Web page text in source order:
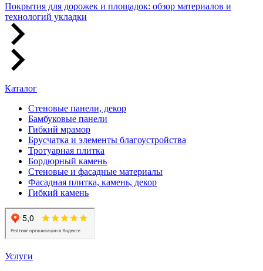
Покрытия для дорожек и площадок: обзор материалов и
технологий укладки
Каталог
Стеновые панели, декор
Бамбуковые панели
Гибкий мрамор
Брусчатка и элементы благоустройства
Тротуарная плитка
Бордюрный камень
Стеновые и фасадные материалы
Фасадная плитка, камень, декор
Гибкий камень
Услуги